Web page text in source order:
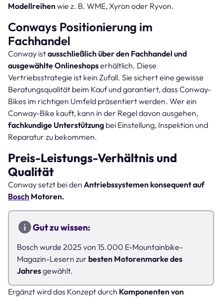
Modellreihenwie z. B. WME, Xyron oder Ryvon.
Conways Positionierung im
Fachhandel
Conway istausschließlich über den Fachhandel und
ausgewählte Onlineshopserhältlich. Diese
Vertriebsstrategie ist kein Zufall. Sie sichert eine gewisse
Beratungsqualität beim Kauf und garantiert, dass Conway-
Bikes im richtigen Umfeld präsentiert werden. Wer ein
Conway-Bike kauft, kann in der Regel davon ausgehen,
fachkundige Unterstützung bei Einstellung, Inspektion und
Reparatur zu bekommen.
Preis-Leistungs-Verhältnis und
Qualität
Conway setzt bei den Antriebssystemen konsequent auf
Bosch Motoren.
Gut zu wissen:
Bosch wurde 2025 von 15.000 E-Mountainbike-
Magazin-Lesern zur besten Motorenmarke des
Jahresgewählt.
Ergänzt wird das Konzept durch Komponenten von